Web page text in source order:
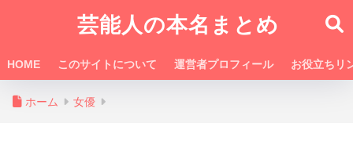
芸能人の本名まとめ
HOME このサイトについて 運営者プロフィール お役立ちリ
ホーム 女優